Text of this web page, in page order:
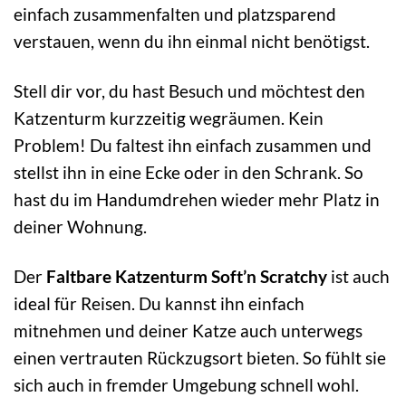
einfach zusammenfalten und platzsparend
verstauen, wenn du ihn einmal nicht benötigst.
Stell dir vor, du hast Besuch und möchtest den
Katzenturm kurzzeitig wegräumen. Kein
Problem! Du faltest ihn einfach zusammen und
stellst ihn in eine Ecke oder in den Schrank. So
hast du im Handumdrehen wieder mehr Platz in
deiner Wohnung.
Der Faltbare Katzenturm Soft’n Scratchy ist auch
ideal für Reisen. Du kannst ihn einfach
mitnehmen und deiner Katze auch unterwegs
einen vertrauten Rückzugsort bieten. So fühlt sie
sich auch in fremder Umgebung schnell wohl.